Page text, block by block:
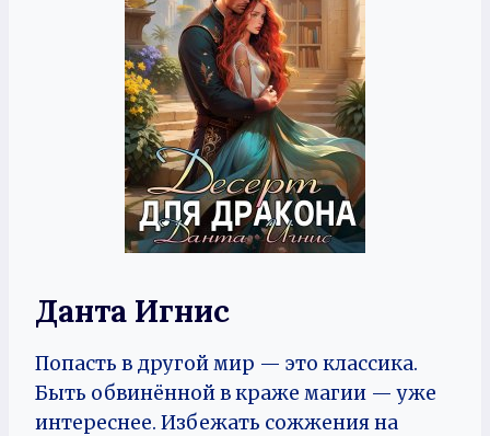
Данта Игнис
Попасть в другой мир — это классика.
Быть обвинённой в краже магии — уже
интереснее. Избежать сожжения на